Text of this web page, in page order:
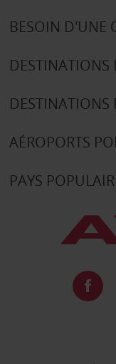
BESOIN D'UNE
DESTINATIONS
DESTINATIONS
AÉROPORTS
PAYS